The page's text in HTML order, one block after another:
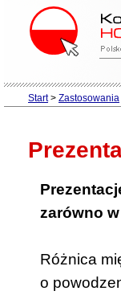
Start> Zastosowania
zarówno
Różnica
o